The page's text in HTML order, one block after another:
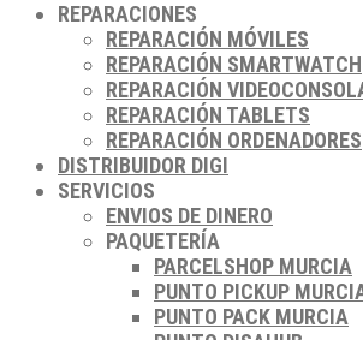
REPARACIONES
REPARACIÓN MÓVILES
REPARACIÓN SMARTWATCH
REPARACIÓN
REPARACIÓN TABLETS
REPARACIÓN ORDENADORES
DISTRIBUIDOR DIGI
SERVICIOS
ENVIOS DE DINERO
PAQUETERÍA
PARCELSHOP MURCIA
PUNTO PICKUP
PUNTO PACK MURCIA